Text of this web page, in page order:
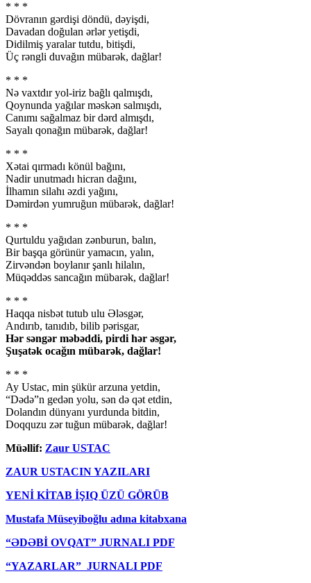
* * *
Dövranın gərdişi döndü, dəyişdi,
Davadan doğulan ərlər yetişdi,
Didilmiş yaralar tutdu, bitişdi,
Üç rəngli duvağın mübarək, dağlar!
* * *
Nə vaxtdır yol-iriz bağlı qalmışdı,
Qoynunda yağılar məskən salmışdı,
Canımı sağalmaz bir dərd almışdı,
Sayalı qonağın mübarək, dağlar!
* * *
Xətai qırmadı könül bağını,
Nadir unutmadı hicran dağını,
İlhamın silahı əzdi yağını,
Dəmirdən yumruğun mübarək, dağlar!
* * *
Qurtuldu yağıdan zənburun, balın,
Bir başqa görünür yamacın, yalın,
Zirvəndən boylanır şanlı hilalın,
Müqəddəs sancağın mübarək, dağlar!
* * *
Haqqa nisbət tutub ulu Ələsgər,
Andırıb, tanıdıb, bilib pərisgar,
Hər səngər məbəddi, pirdi hər əsgər,
Şuşatək ocağın mübarək, dağlar!
* * *
Ay Ustac, min şükür arzuna yetdin,
“Dədə”n gedən yolu, sən də qət etdin,
Dolandın dünyanı yurdunda bitdin,
Doqquzu zər tuğun mübarək, dağlar!
Müəllif: Zaur USTAC
ZAUR USTACIN YAZILARI
YENİ KİTAB İŞIQ ÜZÜ GÖRÜB
Mustafa Müseyiboğlu adına kitabxana
“ƏDƏBİ OVQAT” JURNALI PDF
“YAZARLAR” JURNALI PDF